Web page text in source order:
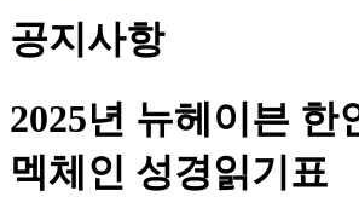
공지사항
2025년 뉴헤이븐 한
멕체인 성경읽기표